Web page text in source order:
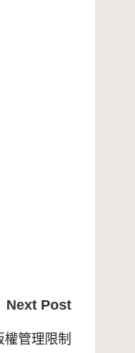
Next Post
管理限制